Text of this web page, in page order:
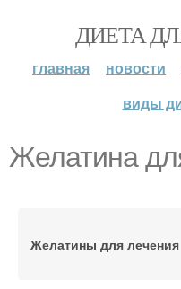
ДИЕТА
главная новости
виды
Желатина
Желатины для лечения